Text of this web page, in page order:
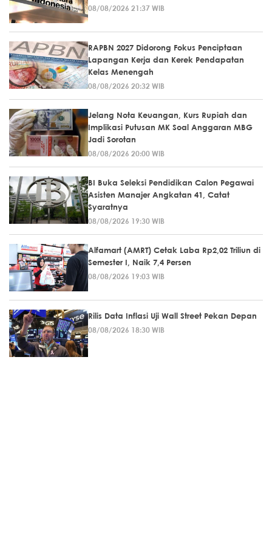
08/08/2026 21:37 WIB
RAPBN 2027 Didorong Fokus Penciptaan
Lapangan Kerja dan Kerek Pendapatan
Kelas Menengah
08/08/2026 20:32 WIB
Jelang Nota Keuangan, Kurs Rupiah dan
Implikasi Putusan MK Soal Anggaran MBG
Jadi Sorotan
08/08/2026 20:00 WIB
BI Buka Seleksi Pendidikan Calon Pegawai
Asisten Manajer Angkatan 41, Catat
Syaratnya
08/08/2026 19:30 WIB
Alfamart (AMRT) Cetak Laba Rp2,02 Triliun di
Semester I, Naik 7,4 Persen
08/08/2026 19:03 WIB
Rilis Data Inflasi Uji Wall Street Pekan Depan
08/08/2026 18:30 WIB